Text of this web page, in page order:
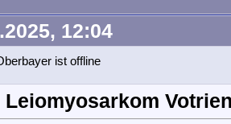
12:04
Leiomyosarkom